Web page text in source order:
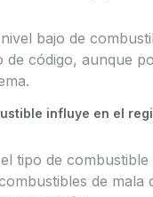
bajo de
de código, aunque
influye en el
tipo de
de mala